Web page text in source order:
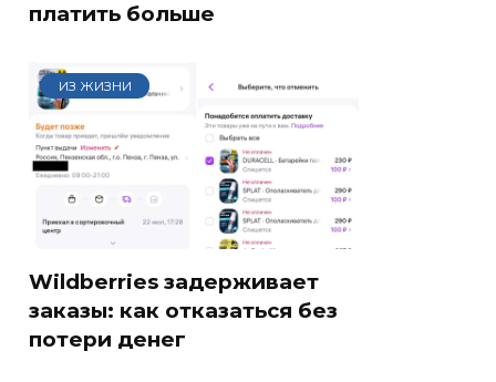
платить больше
ИЗ ЖИЗНИ
Wildberries задерживает
заказы: как отказаться без
потери денег